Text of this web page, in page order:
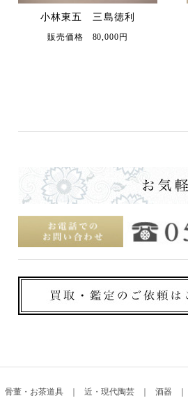
小林東五 三島徳利
販売価格 80,000円
骨董・お茶道具 近・現代陶芸 酒器